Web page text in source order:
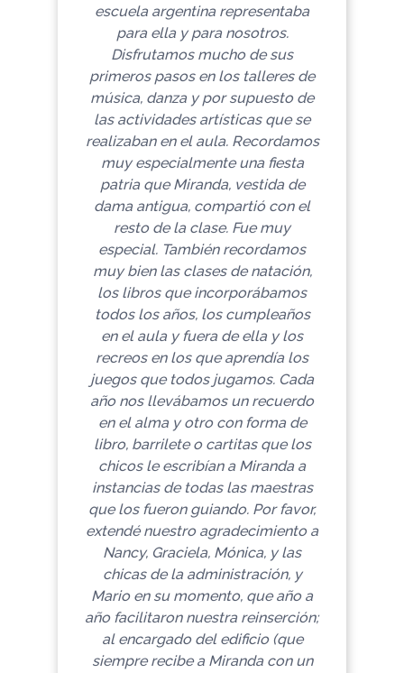
escuela argentina representaba
para ella y para nosotros.
Disfrutamos mucho de sus
primeros pasos en los talleres de
música, danza y por supuesto de
las actividades artísticas que se
realizaban en el aula. Recordamos
muy especialmente una fiesta
patria que Miranda, vestida de
dama antigua, compartió con el
resto de la clase. Fue muy
especial. También recordamos
muy bien las clases de natación,
los libros que incorporábamos
todos los años, los cumpleaños
en el aula y fuera de ella y los
recreos en los que aprendía los
juegos que todos jugamos. Cada
año nos llevábamos un recuerdo
en el alma y otro con forma de
libro, barrilete o cartitas que los
chicos le escribían a Miranda a
instancias de todas las maestras
que los fueron guiando. Por favor,
extendé nuestro agradecimiento a
Nancy, Graciela, Mónica, y las
chicas de la administración, y
Mario en su momento, que año a
año facilitaron nuestra reinserción;
al encargado del edificio (que
siempre recibe a Miranda con un